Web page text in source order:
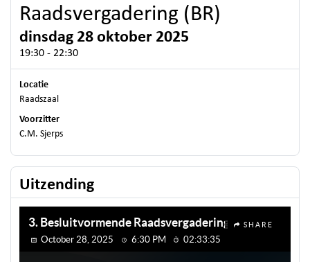
Raadsvergadering (BR)
dinsdag 28 oktober 2025
19:30 - 22:30
Locatie
Raadszaal
Voorzitter
C.M. Sjerps
Uitzending